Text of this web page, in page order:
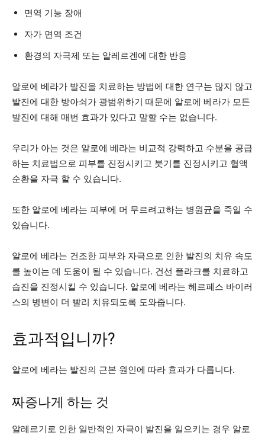
면역 기능 장애
자가 면역 조건
환경의 자극제 또는 알레르겐에 대한 반응
알로에 베라가 발진을 치료하는 방법에 대한 연구는 많지 않고
발진에 대한 방아쇠가 광범위하기 때문에 알로에 베라가 모든
발진에 대해 매번 효과가 있다고 말할 수는 없습니다.
우리가 아는 것은 알로에 베라는 비교적 강력하고 수분을 공급
하는 치료법으로 피부를 진정시키고 붓기를 진정시키고 혈액
순환을 자극 할 수 있습니다.
또한 알로에 베라는 피부에 머 무르려고하는 병원균을 죽일 수
있습니다.
알로에 베라는 건조한 피부와 자극으로 인한 발진의 치유 속도
를 높이는 데 도움이 될 수 있습니다. 건선 플라크를 치료하고
습진을 진정시킬 수 있습니다. 알로에 베라는 헤르페스 바이러
스의 병변이 더 빨리 치유되도록 도와줍니다.
효과적입니까?
알로에 베라는 발진의 근본 원인에 따라 효과가 다릅니다.
짜증나게 하는 것
알레르기로 인한 일반적인 자극이 발진을 일으키는 경우 알로